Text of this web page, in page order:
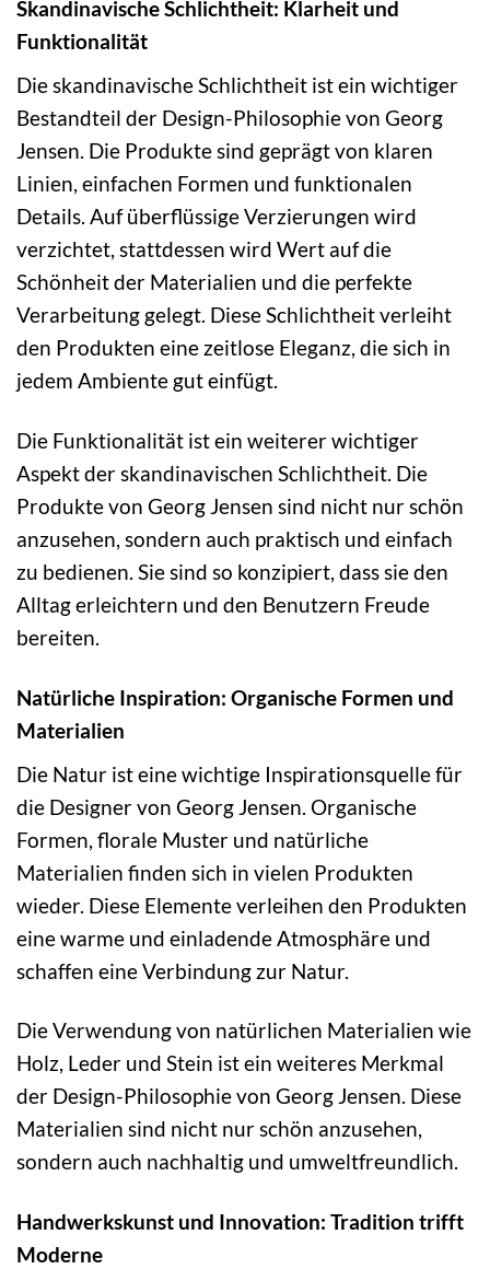
Skandinavische Schlichtheit: Klarheit und
Funktionalität
Die skandinavische Schlichtheit ist ein wichtiger
Bestandteil der Design-Philosophie von Georg
Jensen. Die Produkte sind geprägt von klaren
Linien, einfachen Formen und funktionalen
Details. Auf überflüssige Verzierungen wird
verzichtet, stattdessen wird Wert auf die
Schönheit der Materialien und die perfekte
Verarbeitung gelegt. Diese Schlichtheit verleiht
den Produkten eine zeitlose Eleganz, die sich in
jedem Ambiente gut einfügt.
Die Funktionalität ist ein weiterer wichtiger
Aspekt der skandinavischen Schlichtheit. Die
Produkte von Georg Jensen sind nicht nur schön
anzusehen, sondern auch praktisch und einfach
zu bedienen. Sie sind so konzipiert, dass sie den
Alltag erleichtern und den Benutzern Freude
bereiten.
Natürliche Inspiration: Organische Formen und
Materialien
Die Natur ist eine wichtige Inspirationsquelle für
die Designer von Georg Jensen. Organische
Formen, florale Muster und natürliche
Materialien finden sich in vielen Produkten
wieder. Diese Elemente verleihen den Produkten
eine warme und einladende Atmosphäre und
schaffen eine Verbindung zur Natur.
Die Verwendung von natürlichen Materialien wie
Holz, Leder und Stein ist ein weiteres Merkmal
der Design-Philosophie von Georg Jensen. Diese
Materialien sind nicht nur schön anzusehen,
sondern auch nachhaltig und umweltfreundlich.
Handwerkskunst und Innovation: Tradition trifft
Moderne